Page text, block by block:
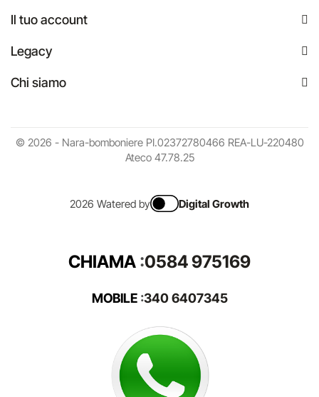
Il tuo account
Legacy
Chi siamo
© 2026 - Nara-bomboniere PI.02372780466 REA-LU-220480
Ateco 47.78.25
2026 Watered by Digital Growth
CHIAMA :0584 975169
MOBILE:340 6407345